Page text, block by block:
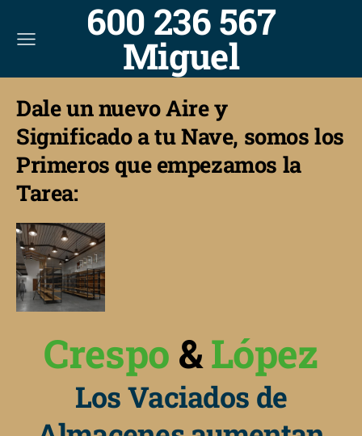
600 236 567
Miguel
Dale un nuevo Aire y
Significado a tu Nave, somos los
Primeros que empezamos la
Tarea:
Crespo &López
Los Vaciados de